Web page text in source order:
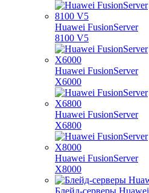
Huawei FusionServer
8100 V5
Huawei FusionServer
X6000
Huawei FusionServer
X6800
Huawei FusionServer
X8000
Блейд-серверы Huawei